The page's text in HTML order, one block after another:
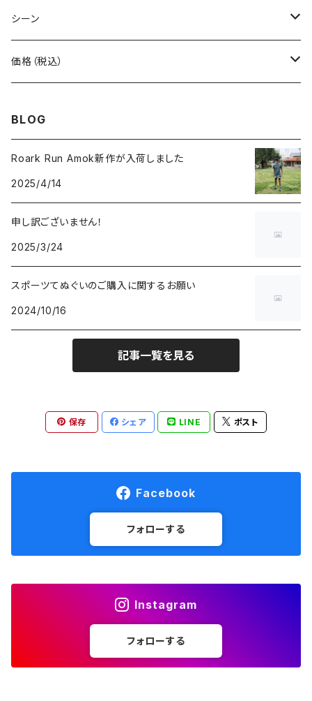
BOOKMAN
carb
Club My★Star
finetrack
シーン
自転車
その他アクティビティ
価格（税込）
5,001～10,000円
BLOG
Roark Run Amok新作が入荷しました
2025/4/14
申し訳ございません！
2025/3/24
スポーツてぬぐいのご購入に関するお願い
2024/10/16
記事一覧を見る
保存 シェア LINE ポスト
Facebook
フォローする
Instagram
フォローする